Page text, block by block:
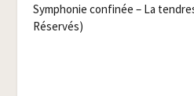
Sym­pho­nie confi­née – La
Réservés)